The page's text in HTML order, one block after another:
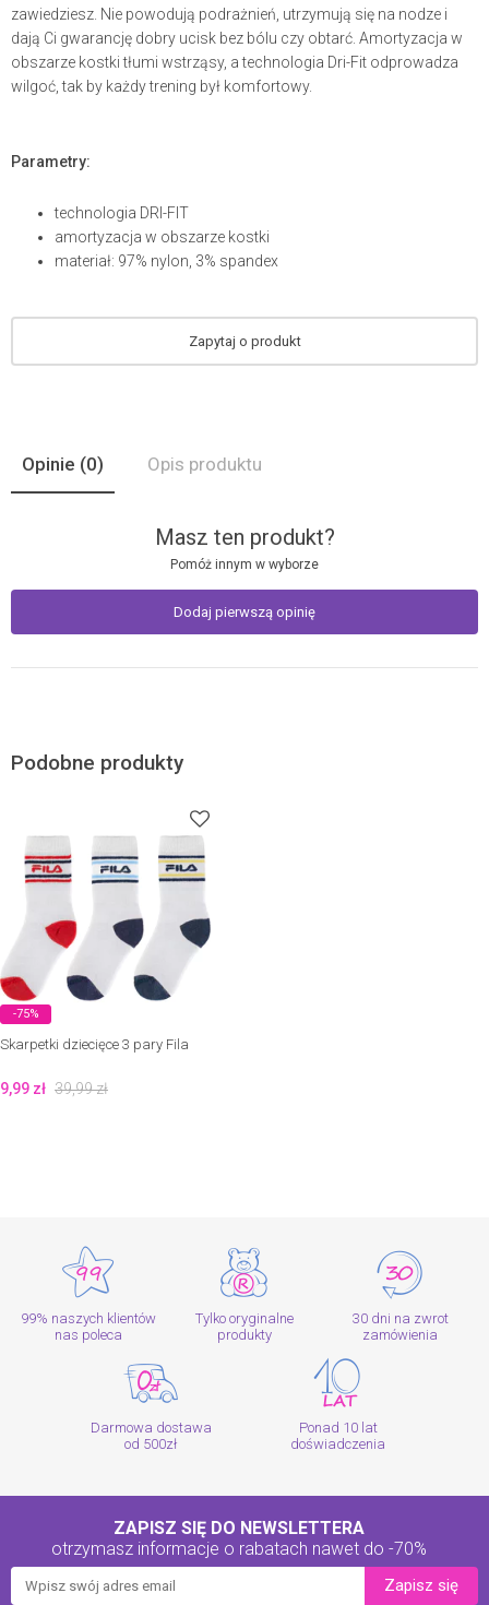
zawiedziesz. Nie powodują podrażnień, utrzymują się na nodze i
dają Ci gwarancję dobry ucisk bez bólu czy obtarć. Amortyzacja w
obszarze kostki tłumi wstrząsy, a technologia Dri-Fit odprowadza
wilgoć, tak by każdy trening był komfortowy.
Parametry:
technologia DRI-FIT
amortyzacja w obszarze kostki
materiał: 97% nylon, 3% spandex
Zapytaj o produkt
Opinie (0) Opis produktu
Masz ten produkt?
Pomóż innym w wyborze
Dodaj pierwszą opinię
Podobne produkty
-75%
Skarpetki dziecięce 3 pary Fila
9,99 zł 39,99zł
99% naszych klientów
nas poleca
Tylko oryginalne
produkty
30 dni na zwrot
zamówienia
Darmowa dostawa
od 500zł
Ponad 10 lat
doświadczenia
ZAPISZ SIĘ DO NEWSLETTERA
otrzymasz informacje o rabatach nawet do -70%
Zapisz się